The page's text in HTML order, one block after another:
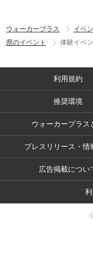
ウォーカープラス イベ
県のイベント
体験イベ
利用規約
推奨環境
ウォーカープラス
プレスリリース・情
広告掲載につい